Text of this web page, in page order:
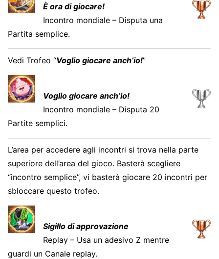
È ora di giocare!
Incontro mondiale – Disputa una
Partita semplice.
Vedi Trofeo “Voglio giocare anch’io!”
Voglio giocare anch’io!
Incontro mondiale – Disputa 20
Partite semplici.
L’area per accedere agli incontri si trova nella parte
superiore dell’area del gioco. Basterà scegliere
“incontro semplice”, vi basterà giocare 20 incontri per
sbloccare questo trofeo.
Sigillo di approvazione
Replay – Usa un adesivo Z mentre
guardi un Canale replay.